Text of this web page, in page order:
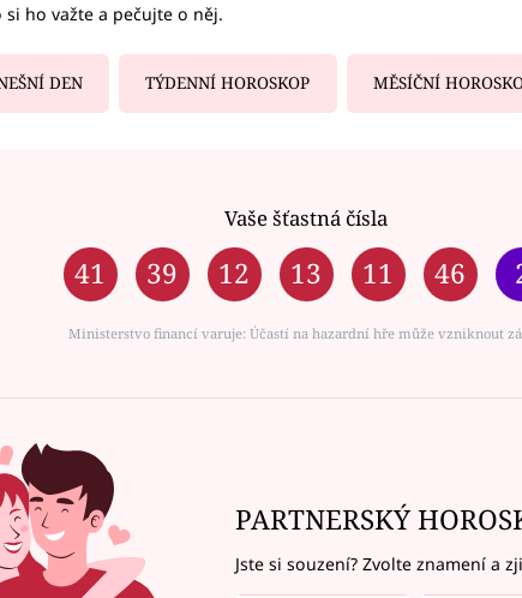
ho važte a pečujte o něj.
DEN TÝDENNÍ HOROSKOP MĚSÍČNÍ
Vaše šťastná čísla
41 39 12 13 11 46
Ministerstvo financí varuje: Účastí na hazardní hře může vzniknout
PARTNERSKÝ
Jste si souzení? Zvolte znamení a